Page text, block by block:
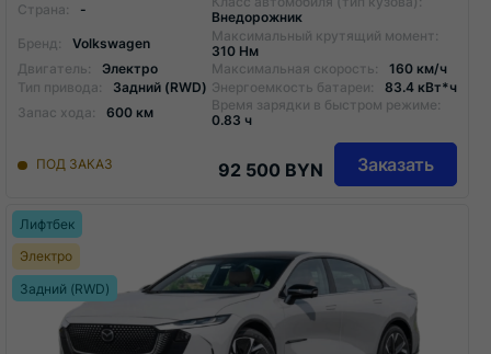
Страна: -
Внедорожник
Бренд:
Volkswagen
Максимальный крутящий момент:
310 Нм
Двигатель:
Электро Максимальная скорость:
160 км/ч
Тип привода:
Задний (RWD) Энергоемкость батареи:
83.4 кВт*ч
Запас хода:
600 км
Время зарядки в быстром режиме:
0.83 ч
ПОД ЗАКАЗ 92 500 BYN Заказать
Лифтбек
Электро
Задний (RWD)